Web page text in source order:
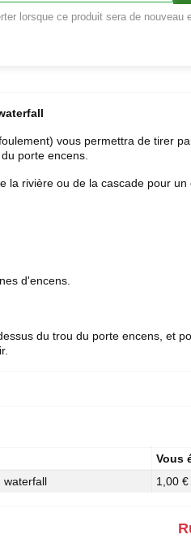
lorsque ce produit sera de nouveau
vous permettra de tirer
porte encens.
la rivière ou de la cascade pour un
d'encens
du trou du porte encens, et
Vous
waterfall
1,00